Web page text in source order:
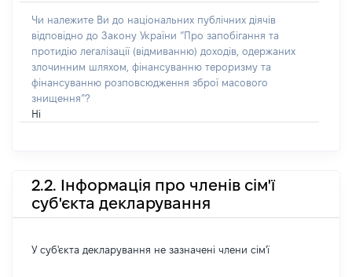
Чи належите Ви до національних публічних діячів
відповідно до Закону України “Про запобігання та
протидію легалізації (відмиванню) доходів, одержаних
злочинним шляхом, фінансуванню тероризму та
фінансуванню розповсюдження зброї масового
знищення”?
Ні
2.2. Інформація про членів сім'ї
суб'єкта декларування
У суб'єкта декларування не зазначені члени сім'ї